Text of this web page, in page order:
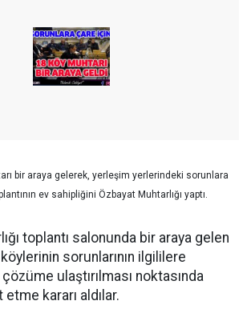
bir araya gelerek, yerleşim yerlerindeki sorunlara
ev sahipliğini Özbayat Muhtarlığı yaptı.
toplantı salonunda bir araya gelen
sorunlarının ilgililere
ulaştırılması noktasında
kararı aldılar.